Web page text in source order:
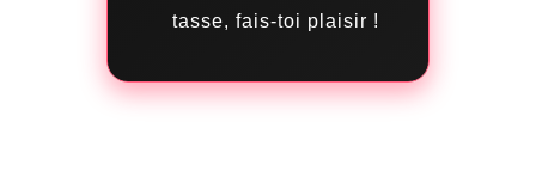
tasse, fais-toi plaisir !